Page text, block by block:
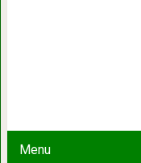
Menu